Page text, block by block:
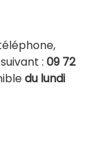
: 09 72
du lundi